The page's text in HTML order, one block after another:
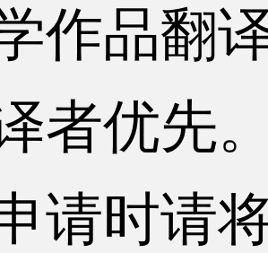
作品翻
者优先
请时请